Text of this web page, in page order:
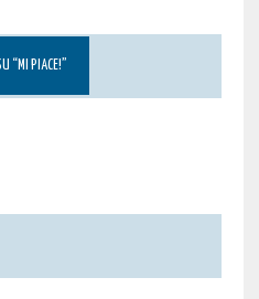
“MI PIACE!”